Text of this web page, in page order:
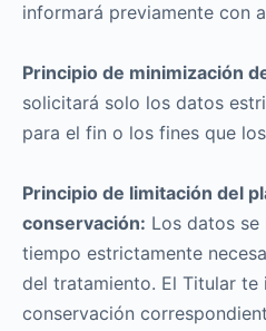
informará previamente con
Principio de minimización
solicitará solo los datos
para el fin o los fines que
Principio de limitación del
conservación: Los datos se
tiempo estrictamente
del tratamiento. El Titular
conservación